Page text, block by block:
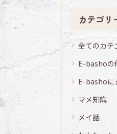
カテゴリ
全てのカテ
E-bashoの
E-bashoに
マメ知識
メイ話